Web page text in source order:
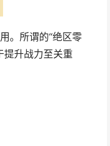
。所谓的“绝区零
提升战力至关重